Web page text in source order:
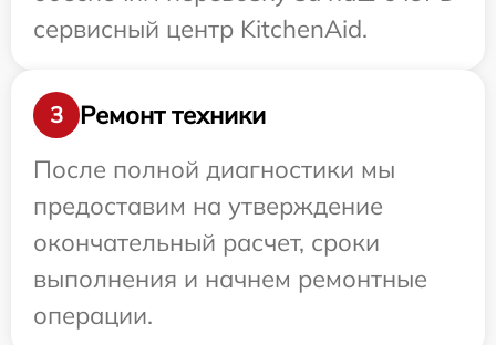
сервисный центр KitchenAid.
3
Ремонт техники
После полной диагностики мы
предоставим на утверждение
окончательный расчет, сроки
выполнения и начнем ремонтные
операции.